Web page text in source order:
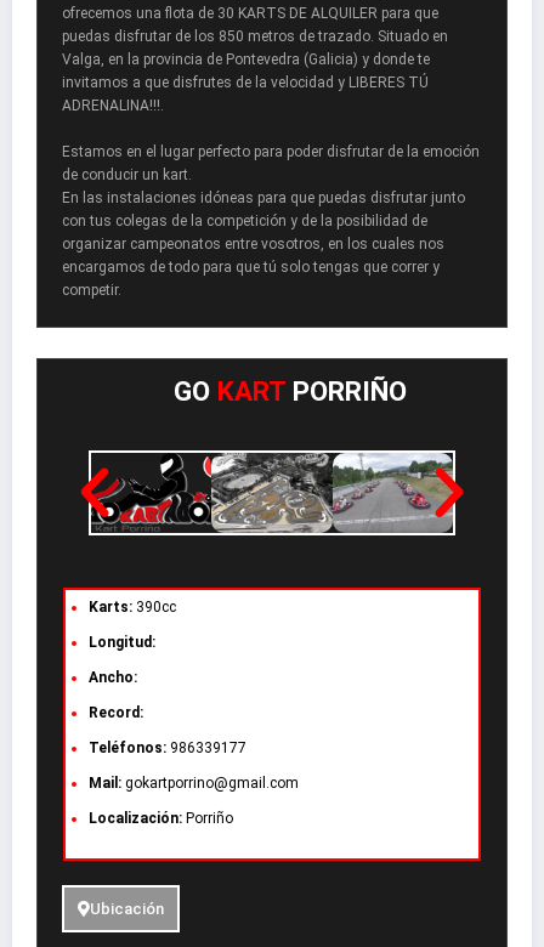
ofrecemos una flota de 30 KARTS DE ALQUILER para que
puedas disfrutar de los 850 metros de trazado. Situado en
Valga, en la provincia de Pontevedra (Galicia) y donde te
invitamos a que disfrutes de la velocidad y LIBERES TÚ
ADRENALINA!!!.
Estamos en el lugar perfecto para poder disfrutar de la emoción
de conducir un kart.
En las instalaciones idóneas para que puedas disfrutar junto
con tus colegas de la competición y de la posibilidad de
organizar campeonatos entre vosotros, en los cuales nos
encargamos de todo para que tú solo tengas que correr y
competir.
GO KART PORRIÑO
Karts:390cc
Longitud:
Ancho:
Record:
Teléfonos: 986339177
Mail:gokartporrino@gmail.com
Localización:Porriño
Ubicación